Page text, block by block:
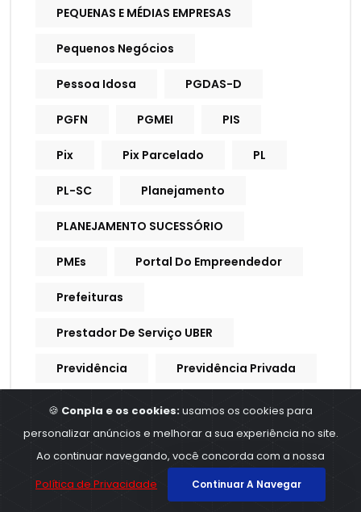
PEQUENAS E MÉDIAS EMPRESAS
Pequenos Negócios
Pessoa Idosa PGDAS-D
PGFN PGMEI PIS
Pix Pix Parcelado PL
PL-SC Planejamento
PLANEJAMENTO SUCESSÓRIO
PMEs Portal Do Empreendedor
Prefeituras
Prestador De Serviço UBER
Previdência Previdência Privada
Previdência Social Previdencia
Previdencia Social
Processo Trabalhista
🍪 Conpla e os cookies:usamos os cookies para
personalizar anúncios e melhorar a sua experiência no site.
Ao continuar navegando, você concorda com a nossa
Política de Privacidade
Continuar A Navegar